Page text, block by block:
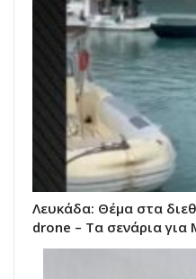
Λευκάδα: Θέμα στα
drone – Τα σενάρια